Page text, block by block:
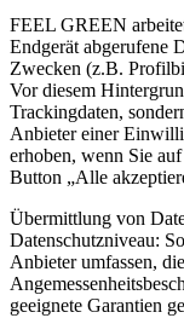
FEEL GREEN
Endgerät abgerufene
Zwecken (z.B.
Vor diesem
Trackingdaten,
Anbieter einer
erhoben, wenn Sie
Button „Alle
Übermittlung von
Datenschutzniveau:
Anbieter umfassen,
geeignete Garantien